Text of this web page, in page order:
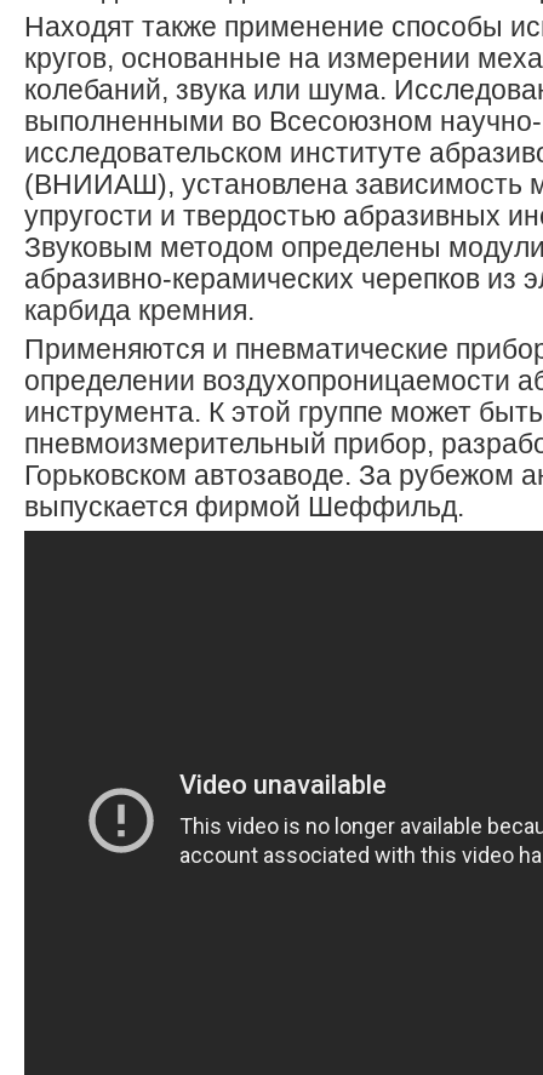
Находят также применение способы
кругов, основанные на измерении
колебаний, звука или шума.
выполненными во Всесоюзном научно-
исследовательском институте
(ВНИИАШ), установлена зависимость
упругости и твердостью абразивных
Звуковым методом определены модули
абразивно-керамических черепков из
карбида кремния.
Применяются и пневматические
определении воздухопроницаемости
инструмента. К этой группе может
пневмоизмерительный прибор,
Горьковском автозаводе. За рубежом
выпускается фирмой Шеффильд.